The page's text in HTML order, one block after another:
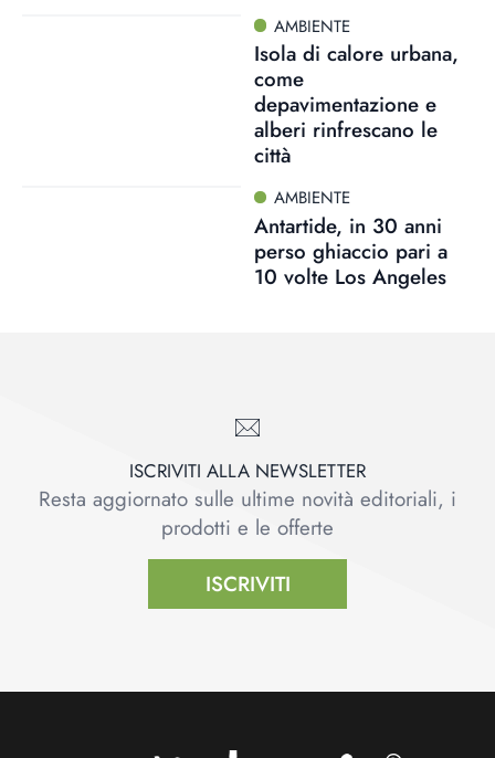
AMBIENTE
Isola di calore urbana,
come
depavimentazione e
alberi rinfrescano le
città
AMBIENTE
Antartide, in 30 anni
perso ghiaccio pari a
10 volte Los Angeles
ISCRIVITI ALLA NEWSLETTER
Resta aggiornato sulle ultime novità editoriali, i
prodotti e le offerte
ISCRIVITI